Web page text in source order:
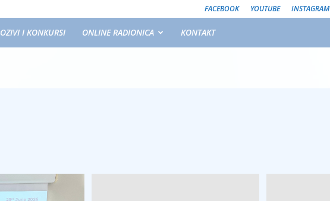
FACEBOOK YOUTUBE INSTAGRAM
I KONKURSI ONLINE RADIONICA KONTAKT